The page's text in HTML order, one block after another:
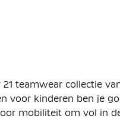
teamwear collectie
voor kinderen ben je
mobiliteit om vol in